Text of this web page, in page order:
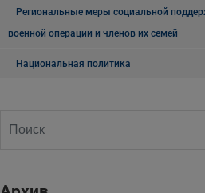
Региональные меры социальной
военной операции и членов их семей
Национальная политика